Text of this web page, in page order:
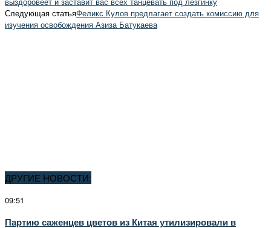
Следующая статьяФеликс Кулов предлагает создать комиссию для
изучения освобождения Азиза Батукаева
ДРУГИЕ НОВОСТИ:
09:51
Партию саженцев цветов из Китая утилизировали в